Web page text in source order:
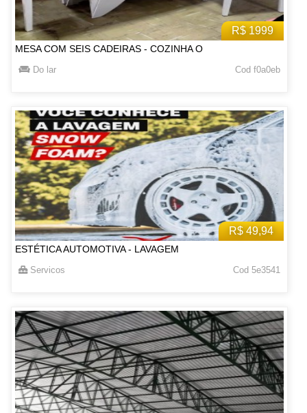
R$ 1999
MESA COM SEIS CADEIRAS - COZINHA O
Do lar Cod f0a0eb
R$ 49,94
ESTÉTICA AUTOMOTIVA - LAVAGEM
Servicos Cod 5e3541